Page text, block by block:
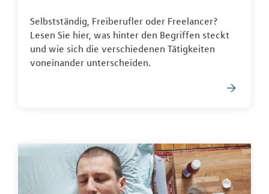
Selbstständig, Freiberufler oder Freelancer?
Lesen Sie hier, was hinter den Begriffen steckt
und wie sich die verschiedenen Tätigkeiten
voneinander unterscheiden.